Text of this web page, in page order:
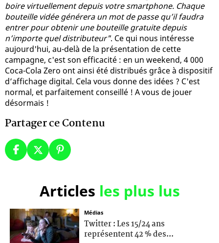
boire virtuellement depuis votre smartphone. Chaque
bouteille vidée générera un mot de passe qu’il faudra
entrer pour obtenir une bouteille gratuite depuis
n’importe quel distributeur". Ce qui nous intéresse
aujourd'hui, au-delà de la présentation de cette
campagne, c'est son efficacité : en un weekend, 4 000
Coca-Cola Zero ont ainsi été distribués grâce à dispositif
d’affichage digital. Cela vous donne des idées ? C'est
normal, et parfaitement conseillé ! A vous de jouer
désormais !
Partager ce Contenu
Articles les plus lus
Médias
Twitter : Les 15/24 ans
représentent 42 % des...